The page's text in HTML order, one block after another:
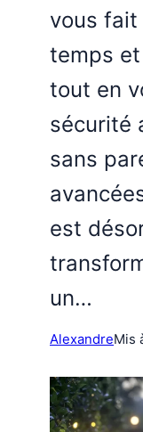
vous fait
temps
tout en
sécurité
sans
est
un…
AlexandreMis